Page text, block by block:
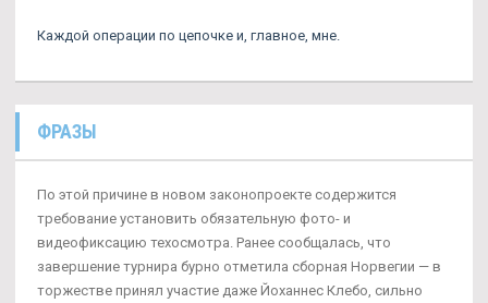
Каждой операции по цепочке и, главное, мне.
ФРАЗЫ
По этой причине в новом законопроекте содержится
требование установить обязательную фото- и
видеофиксацию техосмотра. Ранее сообщалась, что
завершение турнира бурно отметила сборная Норвегии — в
торжестве принял участие даже Йоханнес Клебо, сильно